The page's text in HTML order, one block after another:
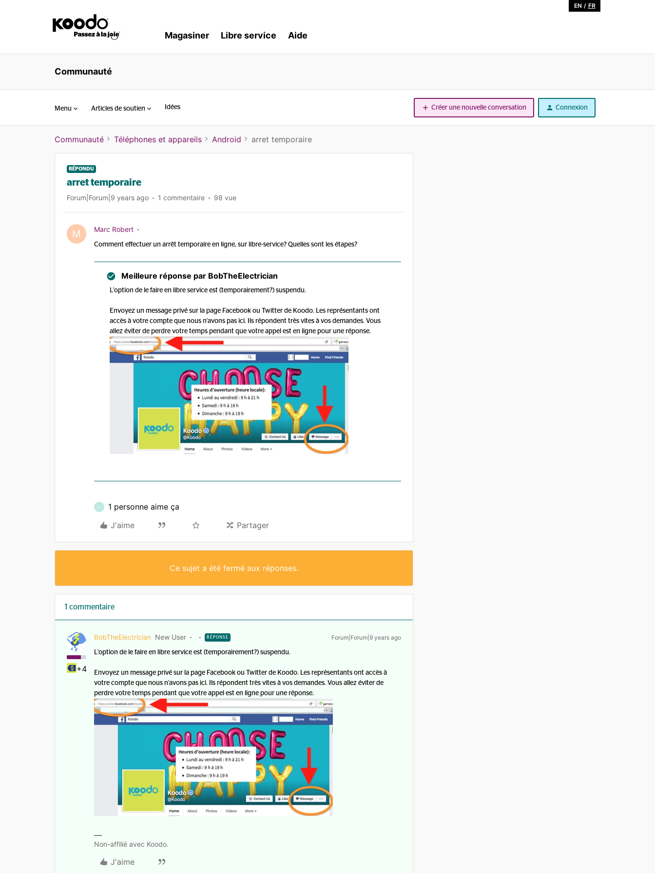
EN / FR
Magasiner Libre service Aide
Communauté
Menu Articles de soutien Idées Créer une nouvelle conversation Connexion
Communauté Téléphones et appareils Android arret temporaire
RÉPONDU
arret temporaire
Forum|Forum|9 years ago 1 commentaire 98 vue
M Marc Robert
Comment effectuer un arrêt temporaire en ligne, sur libre-service? Quelles sont les étapes?
Meilleure réponse par BobTheElectrician
L'option de le faire en libre service est (temporairement?) suspendu.
Envoyez un message privé sur la page Facebook ou Twitter de Koodo. Les représentants ont
accès à votre compte que nous n’avons pas ici. Ils répondent très vites à vos demandes. Vous
allez éviter de perdre votre temps pendant que votre appel est en ligne pour une réponse.
L
1 personne aime ça
J'aime
Partager
Ce sujet a été fermé aux réponses.
1 commentaire
+4
BobTheElectrician New User RÉPONSE Forum|Forum|9 years ago
L'option de le faire en libre service est (temporairement?) suspendu.
Envoyez un message privé sur la page Facebook ou Twitter de Koodo. Les représentants ont accès à
votre compte que nous n’avons pas ici. Ils répondent très vites à vos demandes. Vous allez éviter de
perdre votre temps pendant que votre appel est en ligne pour une réponse.
Non-affilié avec Koodo.
J'aime